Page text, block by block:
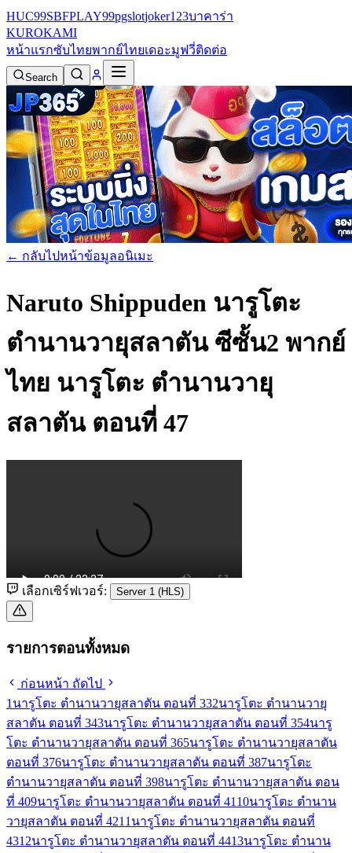
HUC99SBFPLAY99pgslotjoker123บาคาร่า
KUROKAMI
หน้าแรกซับไทยพากย์ไทยเดอะมูฟวี่ติดต่อ
Search
← กลับไปหน้าข้อมูลอนิเมะ
Naruto Shippuden นารูโตะ
ตำนานวายุสลาตัน ซีซั้น2 พากย์
ไทย นารูโตะ ตำนานวายุ
สลาตัน ตอนที่ 47
เลือกเซิร์ฟเวอร์: Server 1 (HLS)
รายการตอนทั้งหมด
ก่อนหน้า ถัดไป
1 นารูโตะ ตำนานวายุสลาตัน ตอนที่ 332นารูโตะ ตำนานวายุ
สลาตัน ตอนที่ 343นารูโตะ ตำนานวายุสลาตัน ตอนที่ 354นารู
โตะ ตำนานวายุสลาตัน ตอนที่ 365นารูโตะ ตำนานวายุสลาตัน
ตอนที่ 376นารูโตะ ตำนานวายุสลาตัน ตอนที่ 387นารูโตะ
ตำนานวายุสลาตัน ตอนที่ 398นารูโตะ ตำนานวายุสลาตัน ตอน
ที่ 409นารูโตะ ตำนานวายุสลาตัน ตอนที่ 41 10นารูโตะ ตำนาน
วายุสลาตัน ตอนที่ 4211 นารูโตะ ตำนานวายุสลาตัน ตอนที่
4312นารูโตะ ตำนานวายุสลาตัน ตอนที่ 4413นารูโตะ ตำนาน